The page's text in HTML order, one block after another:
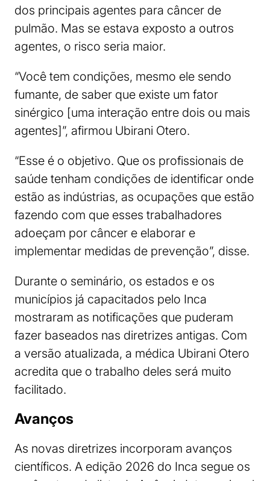
dos principais agentes para câncer de
pulmão. Mas se estava exposto a outros
agentes, o risco seria maior.
“Você tem condições, mesmo ele sendo
fumante, de saber que existe um fator
sinérgico [uma interação entre dois ou mais
agentes]”, afirmou Ubirani Otero.
“Esse é o objetivo. Que os profissionais de
saúde tenham condições de identificar onde
estão as indústrias, as ocupações que estão
fazendo com que esses trabalhadores
adoeçam por câncer e elaborar e
implementar medidas de prevenção”, disse.
Durante o seminário, os estados e os
municípios já capacitados pelo Inca
mostraram as notificações que puderam
fazer baseados nas diretrizes antigas. Com
a versão atualizada, a médica Ubirani Otero
acredita que o trabalho deles será muito
facilitado.
Avanços
As novas diretrizes incorporam avanços
científicos. A edição 2026 do Inca segue os